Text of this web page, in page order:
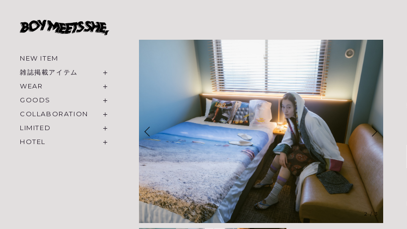
NEW ITEM
雑誌掲載アイテム
WEAR
GOODS
COLLABORATION
LIMITED
HOTEL
3/3